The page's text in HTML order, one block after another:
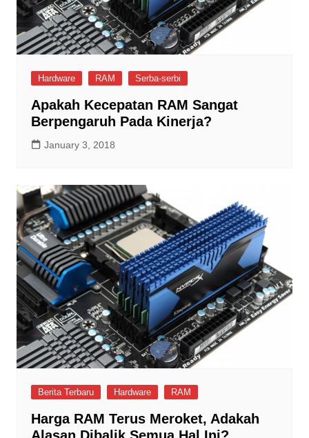
Hardware RAM Serba-serbi
Apakah Kecepatan RAM Sangat
Berpengaruh Pada Kinerja?
January 3, 2018
Berita Terbaru Hardware RAM
Harga RAM Terus Meroket, Adakah